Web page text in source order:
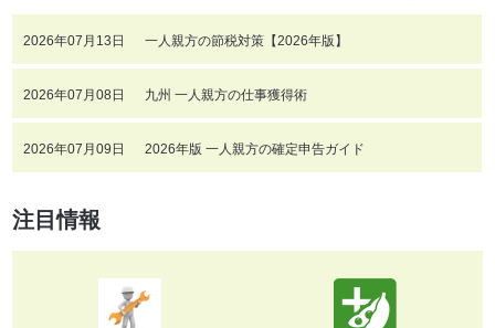
2026年07月13日 一人親方の節税対策【2026年版】
2026年07月08日 九州 一人親方の仕事獲得術
2026年07月09日 2026年版 一人親方の確定申告ガイド
注目情報